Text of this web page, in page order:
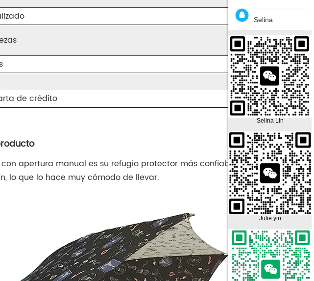
de crédito
apertura manual es su refugio protector más confiable. Cabe
lo que lo hace muy cómodo de llevar.
Selina
Selina Lin
Julie yin